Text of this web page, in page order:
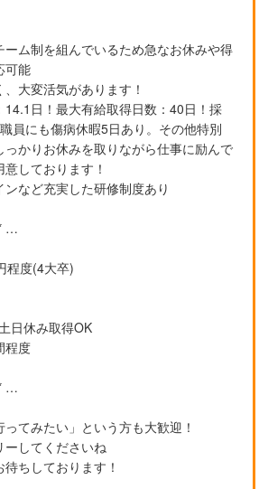
ーム制を組んでいるため急なお休みや得
可能
大変活気があります！
14.1日！最大有給取得日数：40日！採
員にも傷病休暇5日あり。その他特別
かりお休みを取りながら仕事に励んで
しております！
ンなど充実した研修制度あり
…
程度(4大卒)
日休み取得OK
程度
…
ってみたい」という方も大歓迎！
ーしてくださいね
ちしております！